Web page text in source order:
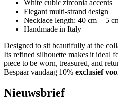
White cubic zirconia accents
Elegant multi-strand design
Necklace length: 40 cm + 5
Handmade in Italy
Designed to sit beautifully at the
Its refined silhouette makes it ideal
piece to be worn, treasured, and
Bespaar vandaag 10% exclusief
Nieuwsbrief